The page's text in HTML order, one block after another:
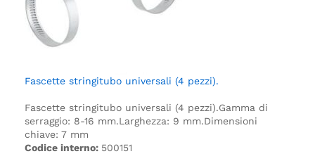
Fascette stringitubo universali (4 pezzi).
Fascette stringitubo universali (4 pezzi).Gamma di
serraggio: 8-16 mm.Larghezza: 9 mm.Dimensioni
chiave: 7 mm
Codice interno: 500151